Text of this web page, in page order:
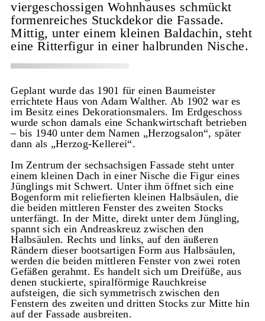
viergeschossigen Wohnhauses schmückt
formenreiches Stuckdekor die Fassade.
Mittig, unter einem kleinen Baldachin, steht
eine Ritterfigur in einer halbrunden Nische.
Geplant wurde das 1901 für einen Baumeister
errichtete Haus von Adam Walther. Ab 1902 war es
im Besitz eines Dekorationsmalers. Im Erdgeschoss
wurde schon damals eine Schankwirtschaft betrieben
– bis 1940 unter dem Namen „Herzogsalon“, später
dann als „Herzog-Kellerei“.
Im Zentrum der sechsachsigen Fassade steht unter
einem kleinen Dach in einer Nische die Figur eines
Jünglings mit Schwert. Unter ihm öffnet sich eine
Bogenform mit reliefierten kleinen Halbsäulen, die
die beiden mittleren Fenster des zweiten Stocks
unterfängt. In der Mitte, direkt unter dem Jüngling,
spannt sich ein Andreaskreuz zwischen den
Halbsäulen. Rechts und links, auf den äußeren
Rändern dieser bootsartigen Form aus Halbsäulen,
werden die beiden mittleren Fenster von zwei roten
Gefäßen gerahmt. Es handelt sich um Dreifüße, aus
denen stuckierte, spiralförmige Rauchkreise
aufsteigen, die sich symmetrisch zwischen den
Fenstern des zweiten und dritten Stocks zur Mitte hin
auf der Fassade ausbreiten.